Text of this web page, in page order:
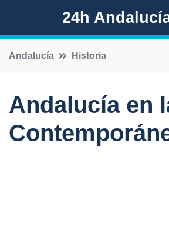
24h
Andalucía Historia
Andalucía en